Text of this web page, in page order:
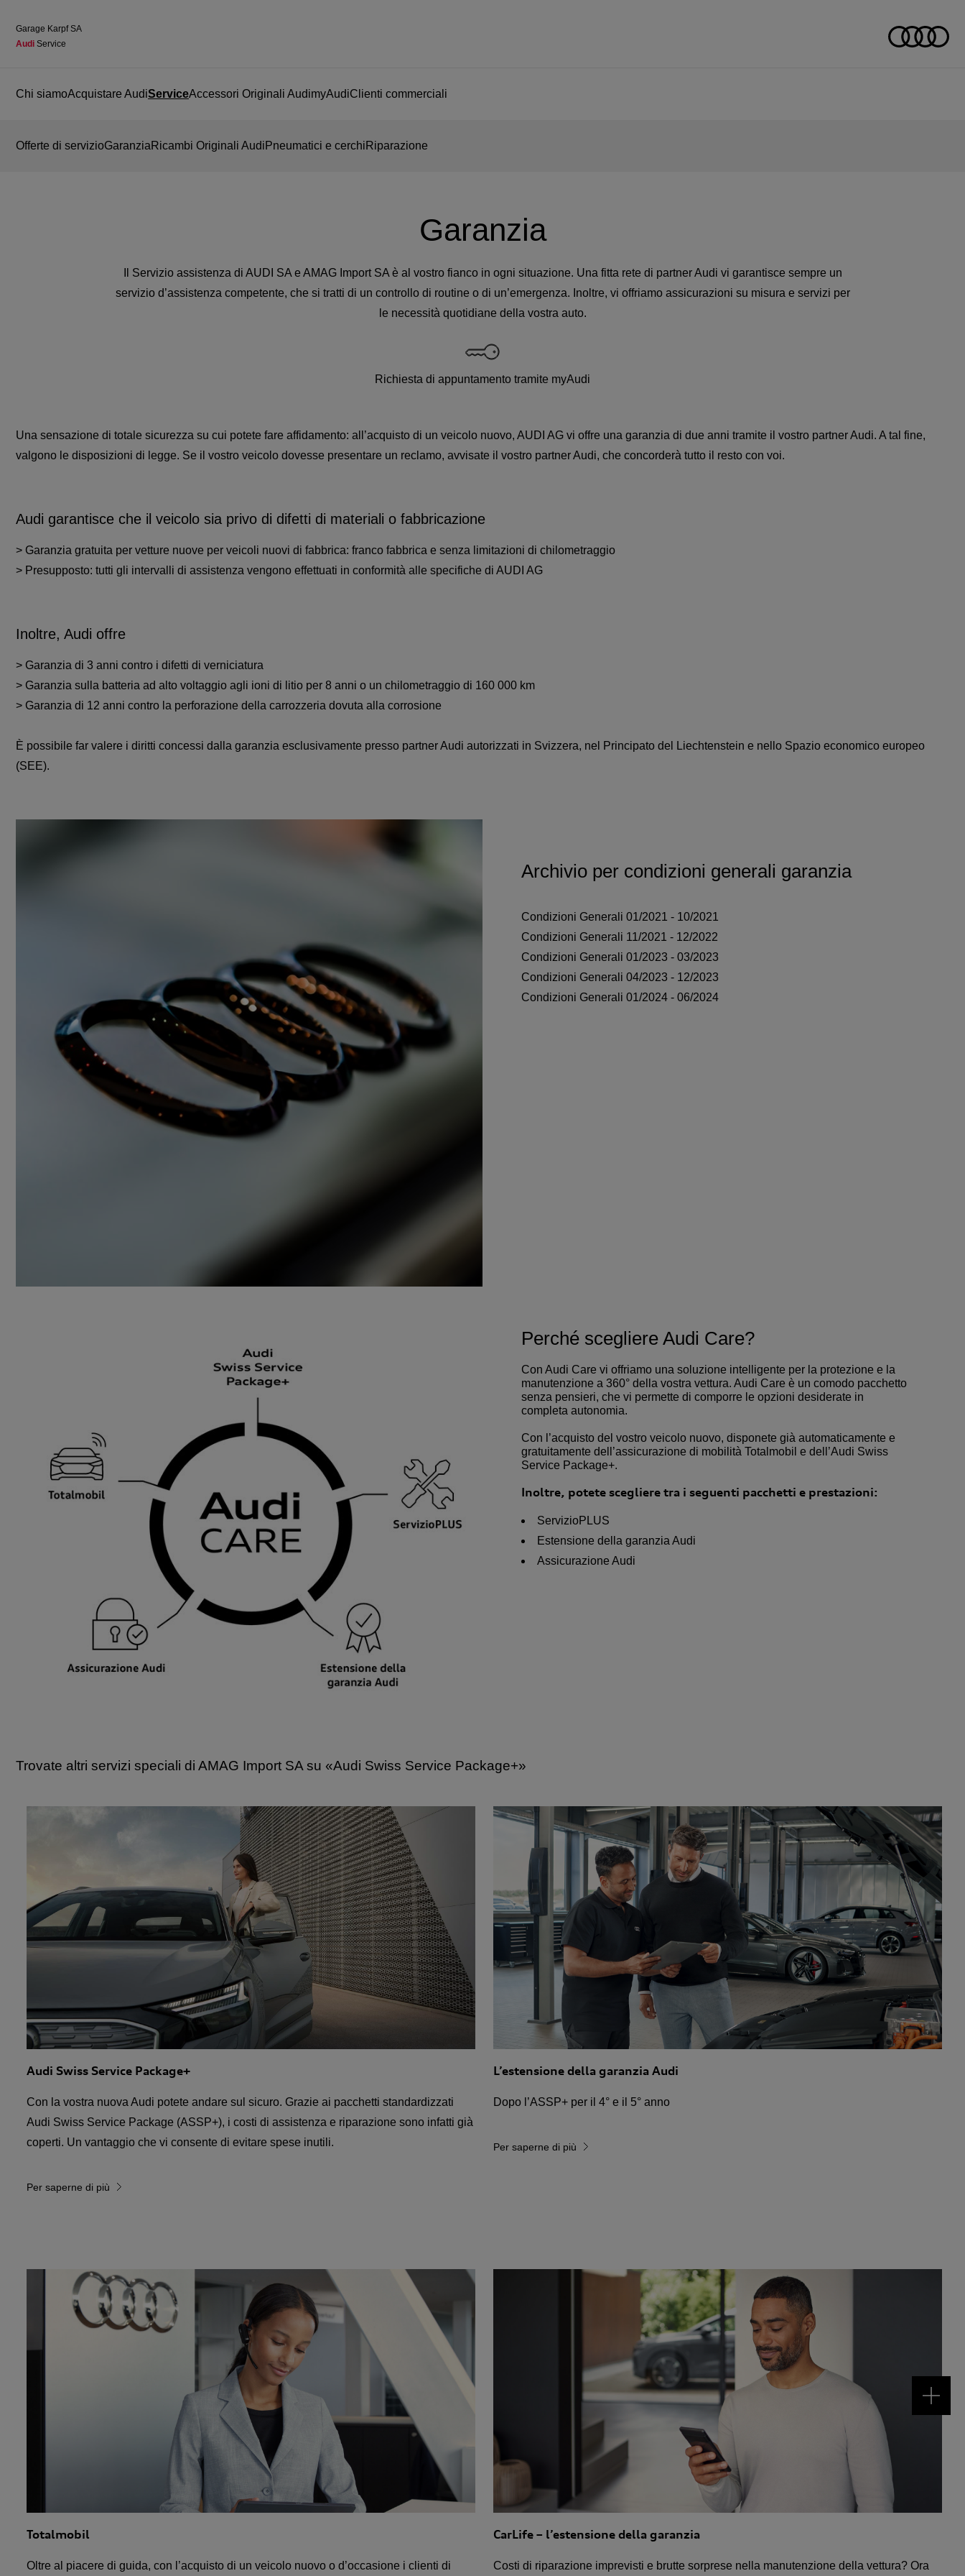
Garage Karpf SA
Audi Service
Chi siamoAcquistare AudiServiceAccessori Originali AudimyAudiClienti commerciali
Offerte di servizioGaranzia Ricambi Originali Audi Pneumatici e cerchi Riparazione
Garanzia
Il Servizio assistenza di AUDI SA e AMAG Import SA è al vostro fianco in ogni situazione. Una fitta rete di partner Audi vi garantisce sempre un
servizio d’assistenza competente, che si tratti di un controllo di routine o di un’emergenza. Inoltre, vi offriamo assicurazioni su misura e servizi per
le necessità quotidiane della vostra auto.
Richiesta di appuntamento tramite myAudi
Una sensazione di totale sicurezza su cui potete fare affidamento: all’acquisto di un veicolo nuovo, AUDI AG vi offre una garanzia di due anni tramite il vostro partner Audi. A tal fine,
valgono le disposizioni di legge. Se il vostro veicolo dovesse presentare un reclamo, avvisate il vostro partner Audi, che concorderà tutto il resto con voi.
Audi garantisce che il veicolo sia privo di difetti di materiali o fabbricazione
> Garanzia gratuita per vetture nuove per veicoli nuovi di fabbrica: franco fabbrica e senza limitazioni di chilometraggio
> Presupposto: tutti gli intervalli di assistenza vengono effettuati in conformità alle specifiche di AUDI AG
Inoltre, Audi offre
> Garanzia di 3 anni contro i difetti di verniciatura
> Garanzia sulla batteria ad alto voltaggio agli ioni di litio per 8 anni o un chilometraggio di 160 000 km
> Garanzia di 12 anni contro la perforazione della carrozzeria dovuta alla corrosione
È possibile far valere i diritti concessi dalla garanzia esclusivamente presso partner Audi autorizzati in Svizzera, nel Principato del Liechtenstein e nello Spazio economico europeo
(SEE).
Archivio per condizioni generali garanzia
Condizioni Generali 01/2021 - 10/2021
Condizioni Generali 11/2021 - 12/2022
Condizioni Generali 01/2023 - 03/2023
Condizioni Generali 04/2023 - 12/2023
Condizioni Generali 01/2024 - 06/2024
Perché scegliere Audi Care?
Con Audi Care vi offriamo una soluzione intelligente per la protezione e la
manutenzione a 360° della vostra vettura. Audi Care è un comodo pacchetto
senza pensieri, che vi permette di comporre le opzioni desiderate in
completa autonomia.
Con l’acquisto del vostro veicolo nuovo, disponete già automaticamente e
gratuitamente dell’assicurazione di mobilità Totalmobil e dell’Audi Swiss
Service Package+.
Inoltre, potete scegliere tra i seguenti pacchetti e prestazioni:
ServizioPLUS
Estensione della garanzia Audi
Assicurazione Audi
Trovate altri servizi speciali di AMAG Import SA su «Audi Swiss Service Package+»
Audi Swiss Service Package+
Con la vostra nuova Audi potete andare sul sicuro. Grazie ai pacchetti standardizzati
Audi Swiss Service Package (ASSP+), i costi di assistenza e riparazione sono infatti già
coperti. Un vantaggio che vi consente di evitare spese inutili.
Per saperne di più
L’estensione della garanzia Audi
Dopo l’ASSP+ per il 4° e il 5° anno
Per saperne di più
Totalmobil
Oltre al piacere di guida, con l’acquisto di un veicolo nuovo o d’occasione i clienti di
CarLife – l’estensione della garanzia
Costi di riparazione imprevisti e brutte sorprese nella manutenzione della vettura? Ora